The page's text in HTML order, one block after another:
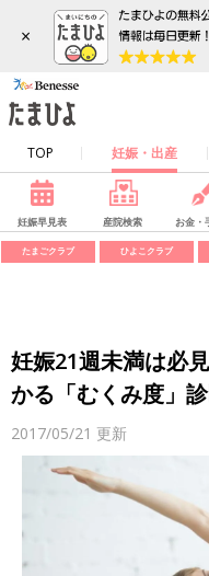
×
TOP 妊娠・出産
妊娠早見表 産院検索 お金・
たまごクラブ ひよこクラブ
妊娠21週未満は必
かる「むくみ度」
2017/05/21 更新